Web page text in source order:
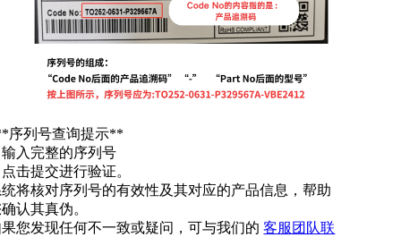
序列号查询提示**
输入完整的序列号
点击提交进行验证。
将核对序列号的有效性及其对应的产品信息，帮助
认其真伪。
您发现任何不一致或疑问，可与我们的客服团队联